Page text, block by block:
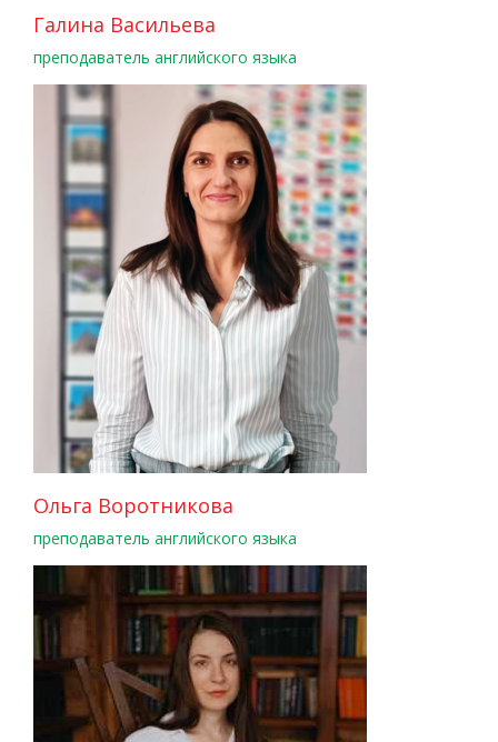
Галина Васильева
преподаватель английского языка
Ольга Воротникова
преподаватель английского языка